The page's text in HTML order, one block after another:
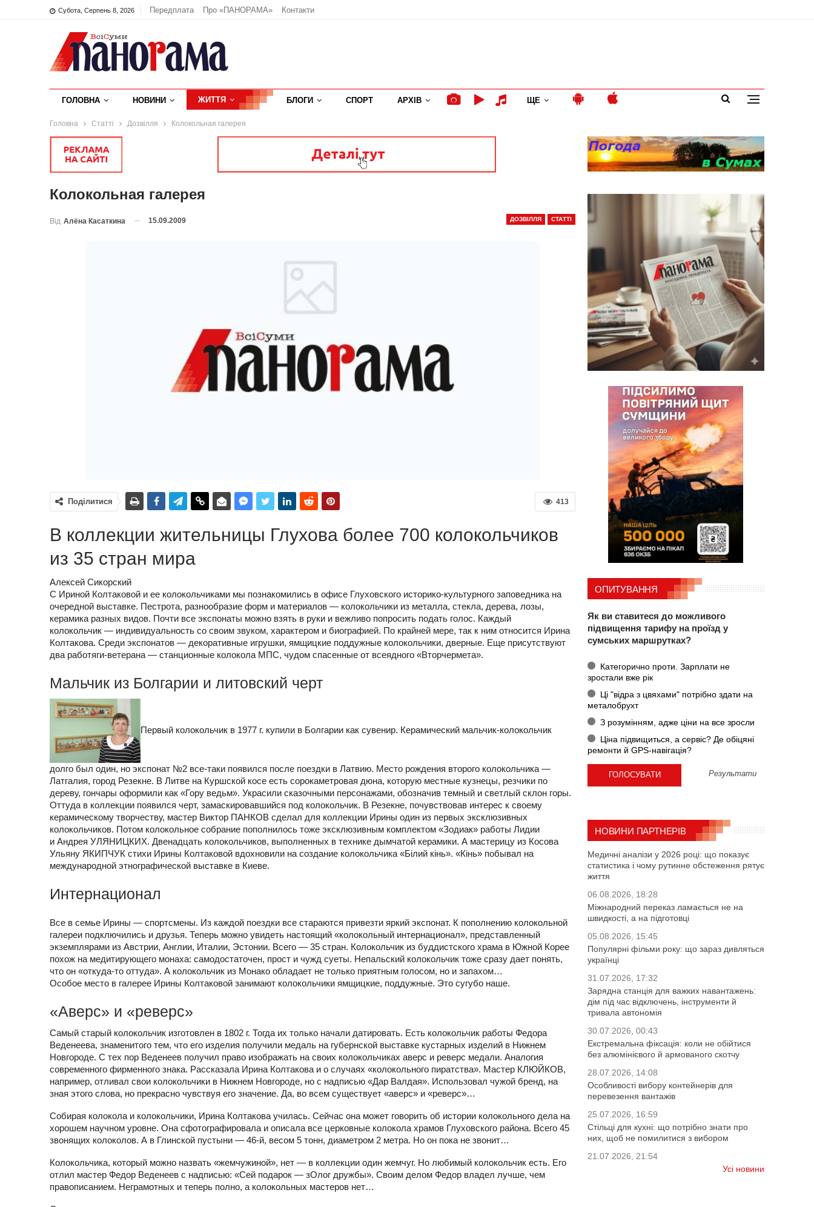
Субота, Серпень 8, 2026 Передплата Про «ПАНОРАМА» Контакти
ГОЛОВНА НОВИНИ ЖИТТЯ БЛОГИ СПОРТ АРХІВ ЩЕ
Головна Статті Дозвілля Колокольная галерея
Колокольная галерея
ДОЗВІЛЛЯ СТАТТІ
Від Алёна Касаткина 15.09.2009
413
Поділитися
В коллекции жительницы Глухова более 700 колокольчиков
из 35 стран мира
Алексей Сикорский
С Ириной Колтаковой и ее колокольчиками мы познакомились в офисе Глуховского историко-культурного заповедника на
очередной выставке. Пестрота, разнообразие форм и материалов — колокольчики из металла, стекла, дерева, лозы,
керамика разных видов. Почти все экспонаты можно взять в руки и вежливо попросить подать голос. Каждый
колокольчик — индивидуальность со своим звуком, характером и биографией. По крайней мере, так к ним относится Ирина
Колтакова. Среди экспонатов — декоративные игрушки, ямщицкие поддужные колокольчики, дверные. Еще присутствуют
два работяги-ветерана — станционные колокола МПС, чудом спасенные от всеядного «Вторчермета».
Мальчик из Болгарии и литовский черт
Первый колокольчик в 1977 г. купили в Болгарии как сувенир. Керамический мальчик-колокольчик
долго был один, но экспонат №2 все-таки появился после поездки в Латвию. Место рождения второго колокольчика —
Латгалия, город Резекне. В Литве на Куршской косе есть сорокаметровая дюна, которую местные кузнецы, резчики по
дереву, гончары оформили как «Гору ведьм». Украсили сказочными персонажами, обозначив темный и светлый склон горы.
Оттуда в коллекции появился черт, замаскировавшийся под колокольчик. В Резекне, почувствовав интерес к своему
керамическому творчеству, мастер Виктор ПАНКОВ сделал для коллекции Ирины один из первых эксклюзивных
колокольчиков. Потом колокольное собрание пополнилось тоже эксклюзивным комплектом «Зодиак» работы Лидии
и Андрея УЛЯНИЦКИХ. Двенадцать колокольчиков, выполненных в технике дымчатой керамики. А мастерицу из Косова
Ульяну ЯКИПЧУК стихи Ирины Колтаковой вдохновили на создание колокольчика «Білий кінь». «Кінь» побывал на
международной этнографической выставке в Киеве.
Интернационал
Все в семье Ирины — спортсмены. Из каждой поездки все стараются привезти яркий экспонат. К пополнению колокольной
галереи подключились и друзья. Теперь можно увидеть настоящий «колокольный интернационал», представленный
экземплярами из Австрии, Англии, Италии, Эстонии. Всего — 35 стран. Колокольчик из буддистского храма в Южной Корее
похож на медитирующего монаха: самодостаточен, прост и чужд суеты. Непальский колокольчик тоже сразу дает понять,
что он «откуда-то оттуда». А колокольчик из Монако обладает не только приятным голосом, но и запахом…
Особое место в галерее Ирины Колтаковой занимают колокольчики ямщицкие, поддужные. Это сугубо наше.
«Аверс» и «реверс»
Самый старый колокольчик изготовлен в 1802 г. Тогда их только начали датировать. Есть колокольчик работы Федора
Веденеева, знаменитого тем, что его изделия получили медаль на губернской выставке кустарных изделий в Нижнем
Новгороде. С тех пор Веденеев получил право изображать на своих колокольчиках аверс и реверс медали. Аналогия
современного фирменного знака. Рассказала Ирина Колтакова и о случаях «колокольного пиратства». Мастер КЛЮЙКОВ,
например, отливал свои колокольчики в Нижнем Новгороде, но с надписью «Дар Валдая». Использовал чужой бренд, на
зная этого слова, но прекрасно чувствуя его значение. Да, во всем существует «аверс» и «реверс»…
Собирая колокола и колокольчики, Ирина Колтакова училась. Сейчас она может говорить об истории колокольного дела на
хорошем научном уровне. Она сфотографировала и описала все церковные колокола храмов Глуховского района. Всего 45
звонящих колоколов. А в Глинской пустыни — 46-й, весом 5 тонн, диаметром 2 метра. Но он пока не звонит…
Колокольчика, который можно назвать «жемчужиной», нет — в коллекции один жемчуг. Но любимый колокольчик есть. Его
отлил мастер Федор Веденеев с надписью: «Сей подарок — зОлог дружбы». Своим делом Федор владел лучше, чем
правописанием. Неграмотных и теперь полно, а колокольных мастеров нет…
ОПИТУВАННЯ
Як ви ставитеся до можливого
підвищення тарифу на проїзд у
сумських маршрутках?
Категорично проти. Зарплати не
зростали вже рік
Ці "відра з цвяхами" потрібно здати на
металобрухт
З розумінням, адже ціни на все зросли
Ціна підвищиться, а сервіс? Де обіцяні
ремонти й GPS-навігація?
Результати
НОВИНИ ПАРТНЕРІВ
Медичні аналізи у 2026 році: що показує
статистика і чому рутинне обстеження рятує
життя
06.08.2026, 18:28
Міжнародний переказ ламається не на
швидкості, а на підготовці
05.08.2026, 15:45
Популярні фільми року: що зараз дивляться
українці
31.07.2026, 17:32
Зарядна станція для важких навантажень:
дім під час відключень, інструменти й
тривала автономія
30.07.2026, 00:43
Екстремальна фіксація: коли не обійтися
без алюмінієвого й армованого скотчу
28.07.2026, 14:08
Особливості вибору контейнерів для
перевезення вантажів
25.07.2026, 16:59
Стільці для кухні: що потрібно знати про
них, щоб не помилитися з вибором
21.07.2026, 21:54
Усі новини